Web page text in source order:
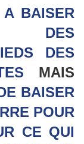
A BAISER
DES
DES
MAIS
BAISER
POUR
CE QUI